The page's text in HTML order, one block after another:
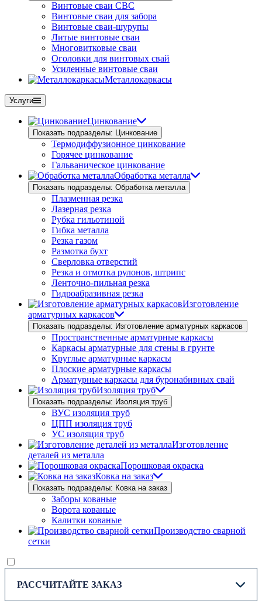
Винтовые сваи СВС
Винтовые сваи для забора
Винтовые сваи-шурупы
Литые винтовые сваи
Многовитковые сваи
Оголовки для винтовых свай
Усиленные винтовые сваи
Металлокаркасы
Услуги
Цинкование
Показать подразделы: Цинкование
Термодиффузионное цинкование
Горячее цинкование
Гальваническое цинкование
Обработка металла
Показать подразделы: Обработка металла
Плазменная резка
Лазерная резка
Рубка гильотиной
Гибка металла
Резка газом
Размотка бухт
Сверловка отверстий
Резка и отмотка рулонов, штрипс
Ленточно-пильная резка
Гидроабразивная резка
Изготовление
арматурных каркасов
Показать подразделы: Изготовление арматурных каркасов
Пространственные арматурные каркасы
Каркасы арматурные для стены в грунте
Круглые арматурные каркасы
Плоские арматурные каркасы
Арматурные каркасы для буронабивных свай
Изоляция труб
Показать подразделы: Изоляция труб
ВУС изоляция труб
ЦПП изоляция труб
УС изоляция труб
Изготовление
деталей из металла
Порошковая окраска
Ковка на заказ
Показать подразделы: Ковка на заказ
Заборы кованые
Ворота кованые
Калитки кованые
Производство сварной
сетки
РАССЧИТАЙТЕ ЗАКАЗ